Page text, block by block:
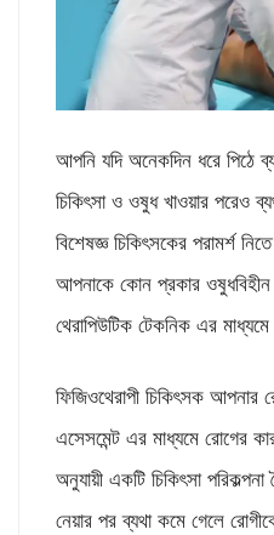
আপনি যদি অনেকদিন ধরে পিঠে
চিকিৎসা ও ওষুধ খাওয়ার পরেও
বিশেষজ্ঞ চিকিৎসকের পরামর্শ
আপনাকে কোন প্রকার ওষুধবিহীন
থেরাপিউটিক টেকনিক এর
ফিজিওথেরাপী চিকিৎসক আপনার
এসেসমেন্ট এর মাধ্যমে রোগের
অনুযায়ী একটি চিকিৎসা
নেয়ার পর ব্যথা কমে গেলে